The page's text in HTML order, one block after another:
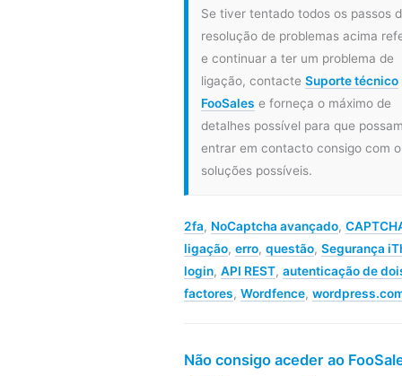
Se tiver tentado todos os passos
resolução de problemas acima
e continuar a ter um problema de
ligação, contacte Suporte técnico
FooSales e forneça o máximo de
detalhes possível para que
entrar em contacto consigo com
soluções possíveis.
2fa, NoCaptcha avançado,
ligação, erro, questão, Segurança
login, API REST, autenticação de
factores, Wordfence,
Não consigo aceder ao